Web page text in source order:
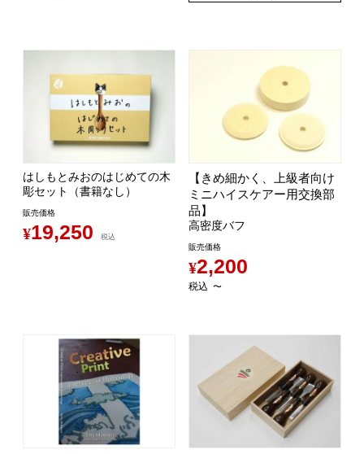
はしもとみおのはじめての木
彫セット（書籍なし）
販売価格
¥19,250 税込
【きめ細かく、上級者向け
ミニハイスケアー用交換部
品】
高密度バフ
販売価格
¥2,200
税込 〜